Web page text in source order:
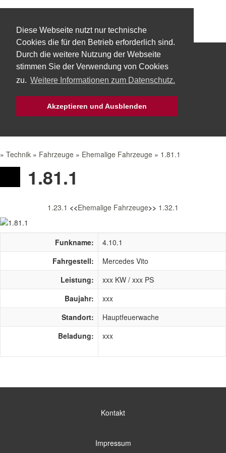
Diese Webseite nutzt nur technische
Cookies die für den Betrieb erforderlich sind.
Durch die weitere Nutzung der Webseite
stimmen Sie der Verwendung von Cookies
zu. Weitere Informationen zum Datenschutz.
Akzeptieren und Ausblenden
Start Über uns Fachbereiche
» Technik » Fahrzeuge » Ehemalige Fahrzeuge » 1.81.1
1.81.1
1.23.1 <<Ehemalige Fahrzeuge>> 1.32.1
Funkname:
4.10.1
Fahrgestell:
Mercedes Vito
Leistung:
xxx KW / xxx PS
Baujahr:
xxx
Standort:
Hauptfeuerwache
Beladung:
xxx
Kontakt
Impressum